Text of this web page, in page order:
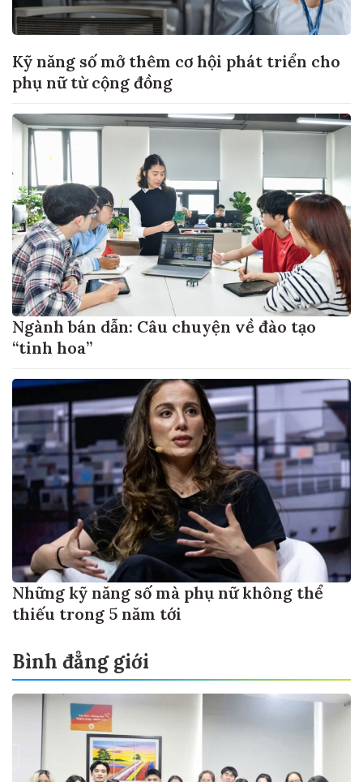
Kỹ năng số mở thêm cơ hội phát triển cho
phụ nữ từ cộng đồng
Ngành bán dẫn: Câu chuyện về đào tạo
“tinh hoa”
Những kỹ năng số mà phụ nữ không thể
thiếu trong 5 năm tới
Bình đẳng giới